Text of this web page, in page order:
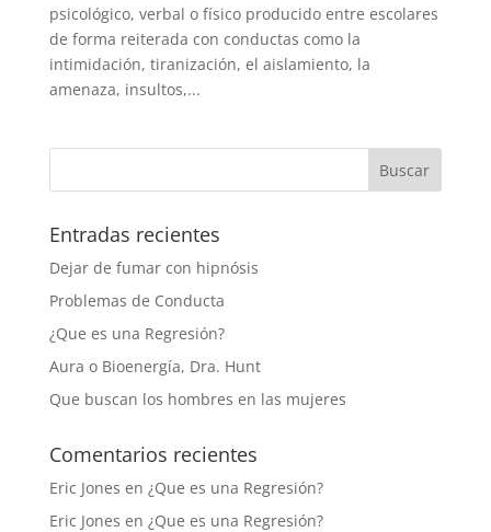
psicológico, verbal o físico producido entre escolares
de forma reiterada con conductas como la
intimidación, tiranización, el aislamiento, la
amenaza, insultos,...
Entradas recientes
Dejar de fumar con hipnósis
Problemas de Conducta
¿Que es una Regresión?
Aura o Bioenergía, Dra. Hunt
Que buscan los hombres en las mujeres
Comentarios recientes
Eric Jones en ¿Que es una Regresión?
Eric Jones en ¿Que es una Regresión?